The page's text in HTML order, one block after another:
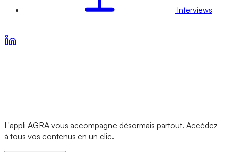
Interviews
L'appli AGRA vous accompagne désormais partout. Accédez
à tous vos contenus en un clic.